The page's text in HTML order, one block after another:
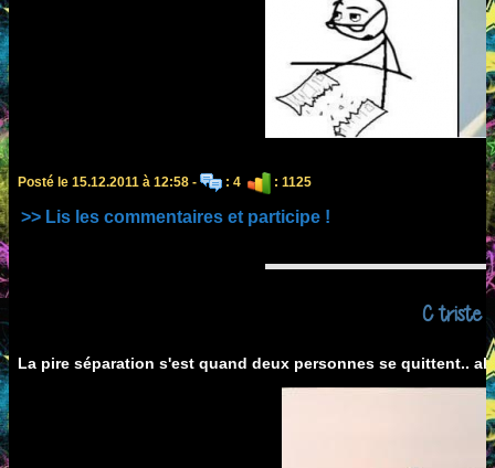
Posté le 15.12.2011 à 12:58 - : 4 : 1125
>> Lis les commentaires et participe !
C triste :(
La pire séparation s'est quand deux personnes se quittent..